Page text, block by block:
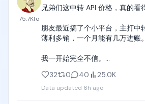
75.7Kfo
兄弟们这中转 API 价格，真的看
朋友最近搞了个小平台，主打中
薄利多销，一个月能有几万进账。
我一开始完全不信。
然后自己进去试了下：
https://t.co/4rlGoEFU6c
32 0 40 25.0K
Data updated 6h ago